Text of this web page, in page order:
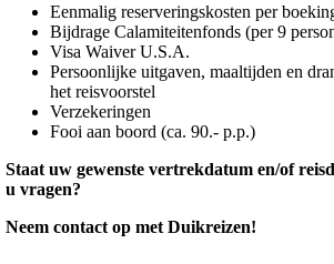
Eenmalig reserveringskosten per
Bijdrage Calamiteitenfonds (per 9
Visa Waiver U.S.A.
Persoonlijke uitgaven, maaltijden en
het reisvoorstel
Verzekeringen
Fooi aan boord (ca. 90.- p.p.)
Staat uw gewenste vertrekdatum en/of
u vragen?
Neem contact op met Duikreizen!